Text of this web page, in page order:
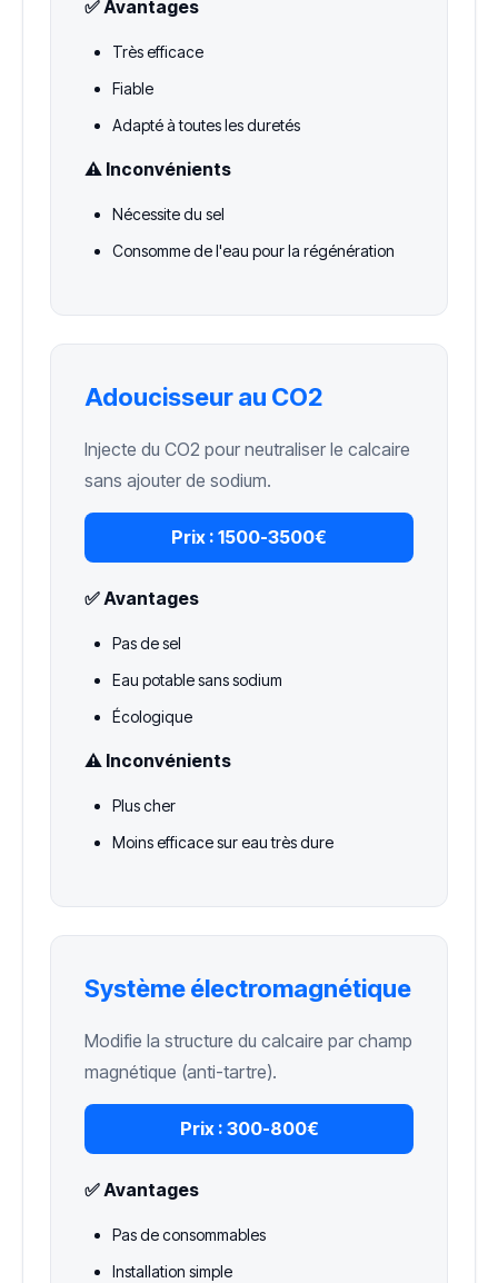
✅ Avantages
Très efficace
Fiable
Adapté à toutes les duretés
⚠️ Inconvénients
Nécessite du sel
Consomme de l'eau pour la régénération
Adoucisseur au CO2
Injecte du CO2 pour neutraliser le calcaire
sans ajouter de sodium.
Prix : 1500-3500€
✅ Avantages
Pas de sel
Eau potable sans sodium
Écologique
⚠️ Inconvénients
Plus cher
Moins efficace sur eau très dure
Système électromagnétique
Modifie la structure du calcaire par champ
magnétique (anti-tartre).
Prix : 300-800€
✅ Avantages
Pas de consommables
Installation simple